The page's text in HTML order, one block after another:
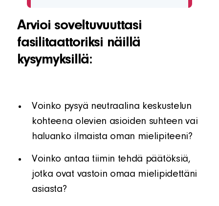
Arvioi soveltuvuuttasi
fasilitaattoriksi näillä
kysymyksillä:
Voinko pysyä neutraalina keskustelun
kohteena olevien asioiden suhteen vai
haluanko ilmaista oman mielipiteeni?
Voinko antaa tiimin tehdä päätöksiä,
jotka ovat vastoin omaa mielipidettäni
asiasta?